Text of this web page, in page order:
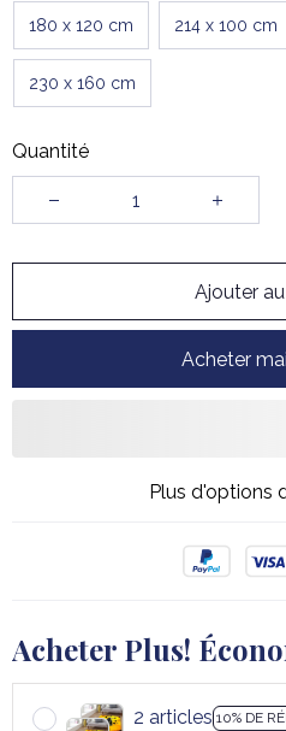
180 x 120 cm 214 x 100 cm
230 x 160 cm
Quantité
Ajouter
Acheter
Plus d'options
Acheter Plus!
2 articles 10% DE